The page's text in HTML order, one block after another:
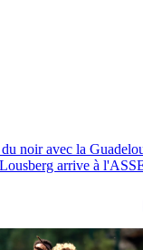
noir avec la
arrive à